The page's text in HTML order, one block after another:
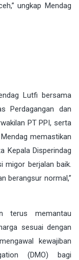
ungkap Mendag
Lutfi bersama
Perdagangan dan
PT PPI, serta
memastikan
Kepala Disperindag
migor berjalan baik.
berangsur normal,”
terus memantau
sesuai dengan
kewajiban
(DMO) bagi